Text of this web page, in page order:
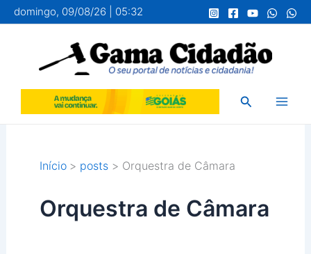
para
conteúdo
domingo, 09/08/26 | 05:32
Pesquisar
Início posts Orquestra de Câmara
Orquestra de Câmara